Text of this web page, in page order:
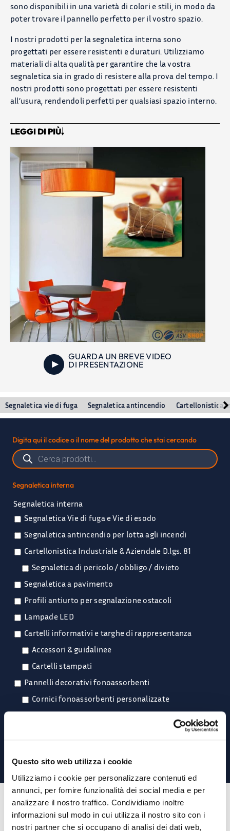
Questo sito web utilizza i cookie
Utilizziamo i cookie per personalizzare contenuti ed
annunci, per fornire funzionalità dei social media e per
analizzare il nostro traffico. Condividiamo inoltre
informazioni sul modo in cui utilizza il nostro sito con i
nostri partner che si occupano di analisi dei dati web,
sono disponibili in una varietà di colori e stili, in modo da
poter trovare il pannello perfetto per il vostro spazio.
I nostri prodotti per la segnaletica interna sono
progettati per essere resistenti e duraturi. Utilizziamo
materiali di alta qualità per garantire che la vostra
segnaletica sia in grado di resistere alla prova del tempo. I
nostri prodotti sono progettati per essere resistenti
all’usura, rendendoli perfetti per qualsiasi spazio interno.
LEGGI DI PIÙ
GUARDA UN BREVE VIDEO
DI PRESENTAZIONE
Segnaletica vie di fuga Segnaletica antincendio Cartellonistica
Digita qui il codice o il nome del prodotto che stai cercando
Ricerca
prodotti
Segnaletica interna
Segnaletica interna
Segnaletica Vie di fuga e Vie di esodo
Segnaletica antincendio per lotta agli incendi
Cartellonistica Industriale & Aziendale D.lgs. 81
Segnaletica di pericolo / obbligo / divieto
Segnaletica a pavimento
Profili antiurto per segnalazione ostacoli
Lampade LED
Cartelli informativi e targhe di rappresentanza
Accessori & guidalinee
Cartelli stampati
Pannelli decorativi fonoassorbenti
Cornici fonoassorbenti personalizzate
Supporti per pannelli da terra fonoassorbenti